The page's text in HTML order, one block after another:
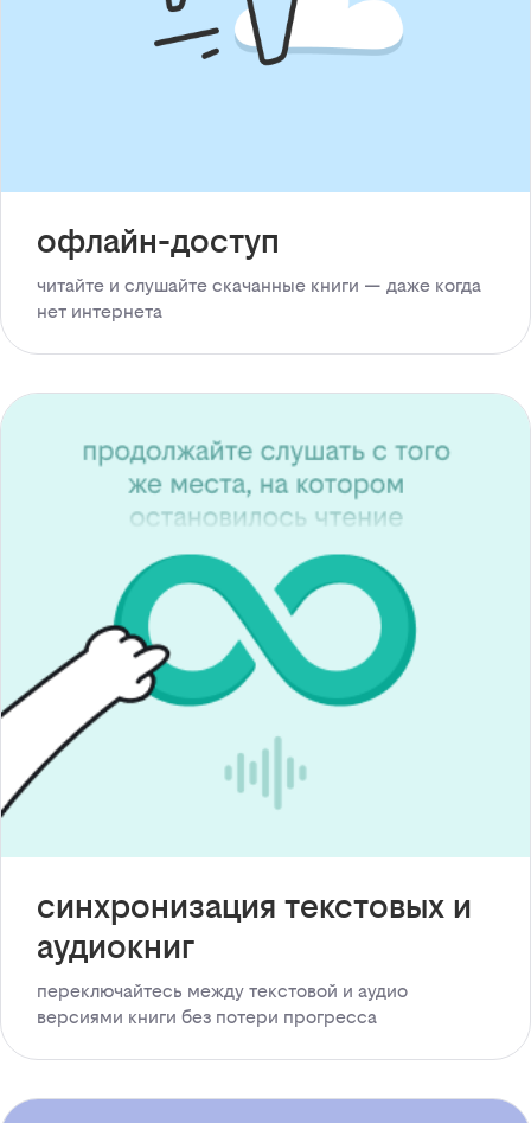
офлайн-доступ
читайте и слушайте скачанные книги — даже когда
нет интернета
синхронизация текстовых и
аудиокниг
переключайтесь между текстовой и аудио
версиями книги без потери прогресса